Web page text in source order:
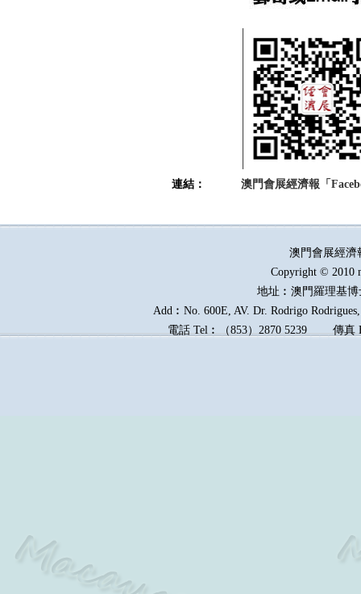
連結： 澳門會展經濟報「
澳門會展經
Copyright © 2010
地址︰澳門羅理基
Add︰No. 600E, AV. Dr. Rodrigo
電話 Tel︰（853）2870 5239傳真